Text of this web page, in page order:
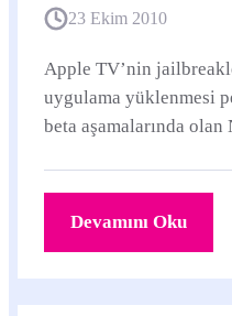
23 Ekim 2010
Apple TV’nin
uygulama yüklenmesi
beta aşamalarında
Devamını Oku